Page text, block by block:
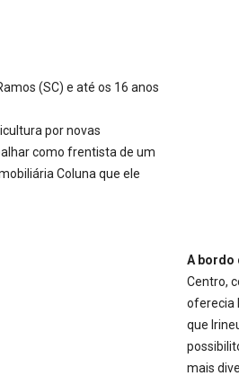
(SC) e até os 16 anos
por novas
como frentista de um
Coluna que ele
A bordo
Centro,
oferecia
que
mais